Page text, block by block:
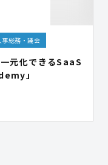
総務・議会
元化できるSaaS
」